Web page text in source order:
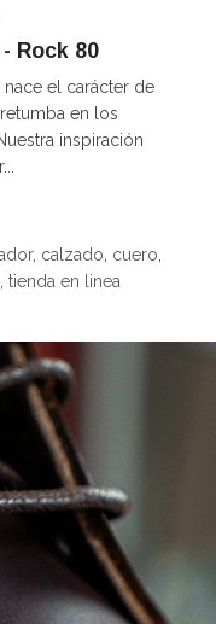
Rock 80
el carácter de
en los
inspiración
, calzado cuero
tienda en linea